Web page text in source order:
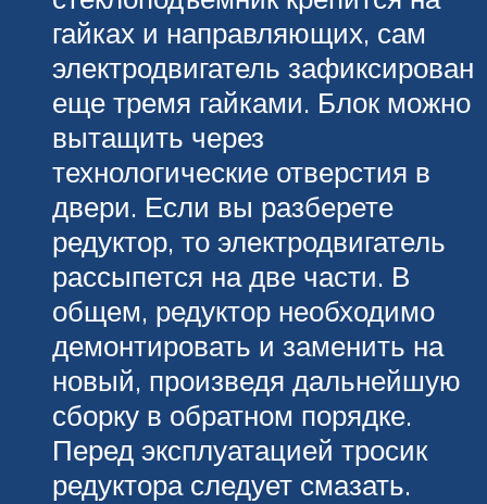
гайках и направляющих, сам
электродвигатель зафиксирован
еще тремя гайками. Блок можно
вытащить через
технологические отверстия в
двери. Если вы разберете
редуктор, то электродвигатель
рассыпется на две части. В
общем, редуктор необходимо
демонтировать и заменить на
новый, произведя дальнейшую
сборку в обратном порядке.
Перед эксплуатацией тросик
редуктора следует смазать.